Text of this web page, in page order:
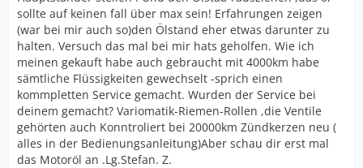
sollte auf keinen fall über max sein! Erfahrungen zeigen
(war bei mir auch so)den Ölstand eher etwas darunter zu
halten. Versuch das mal bei mir hats geholfen. Wie ich
meinen gekauft habe auch gebraucht mit 4000km habe
sämtliche Flüssigkeiten gewechselt -sprich einen
kommpletten Service gemacht. Wurden der Service bei
deinem gemacht? Variomatik-Riemen-Rollen ,die Ventile
gehörten auch Konntroliert bei 20000km Zündkerzen neu (
alles in der Bedienungsanleitung)Aber schau dir erst mal
das Motoröl an .Lg.Stefan. Z.